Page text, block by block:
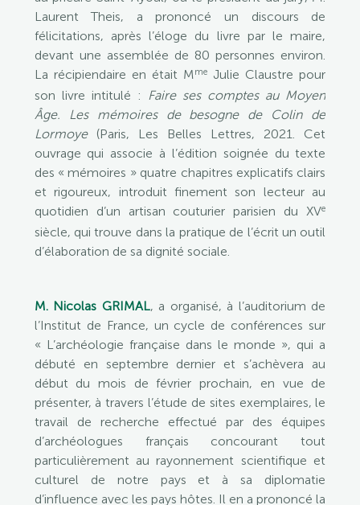
Laurent Theis, a prononcé un discours de
félicitations, après l’éloge du livre par le maire,
devant une assemblée de 80 personnes environ.
La récipiendaire en était Mme
Julie Claustre pour
son livre intitulé : Faire ses comptes au Moyen
Âge. Les mémoires de besogne de Colin de
Lormoye(Paris, Les Belles Lettres, 2021. Cet
ouvrage qui associe à l’édition soignée du texte
des « mémoires » quatre chapitres explicatifs clairs
et rigoureux, introduit finement son lecteur au
quotidien d’un artisan couturier parisien du XVe
siècle, qui trouve dans la pratique de l’écrit un outil
d’élaboration de sa dignité sociale.
M. Nicolas GRIMAL, a organisé, à l’auditorium de
l’Institut de France, un cycle de conférences sur
« L’archéologie française dans le monde », qui a
débuté en septembre dernier et s’achèvera au
début du mois de février prochain, en vue de
présenter, à travers l’étude de sites exemplaires, le
travail de recherche effectué par des équipes
d’archéologues français concourant tout
particulièrement au rayonnement scientifique et
culturel de notre pays et à sa diplomatie
d’influence avec les pays hôtes. Il en a prononcé la